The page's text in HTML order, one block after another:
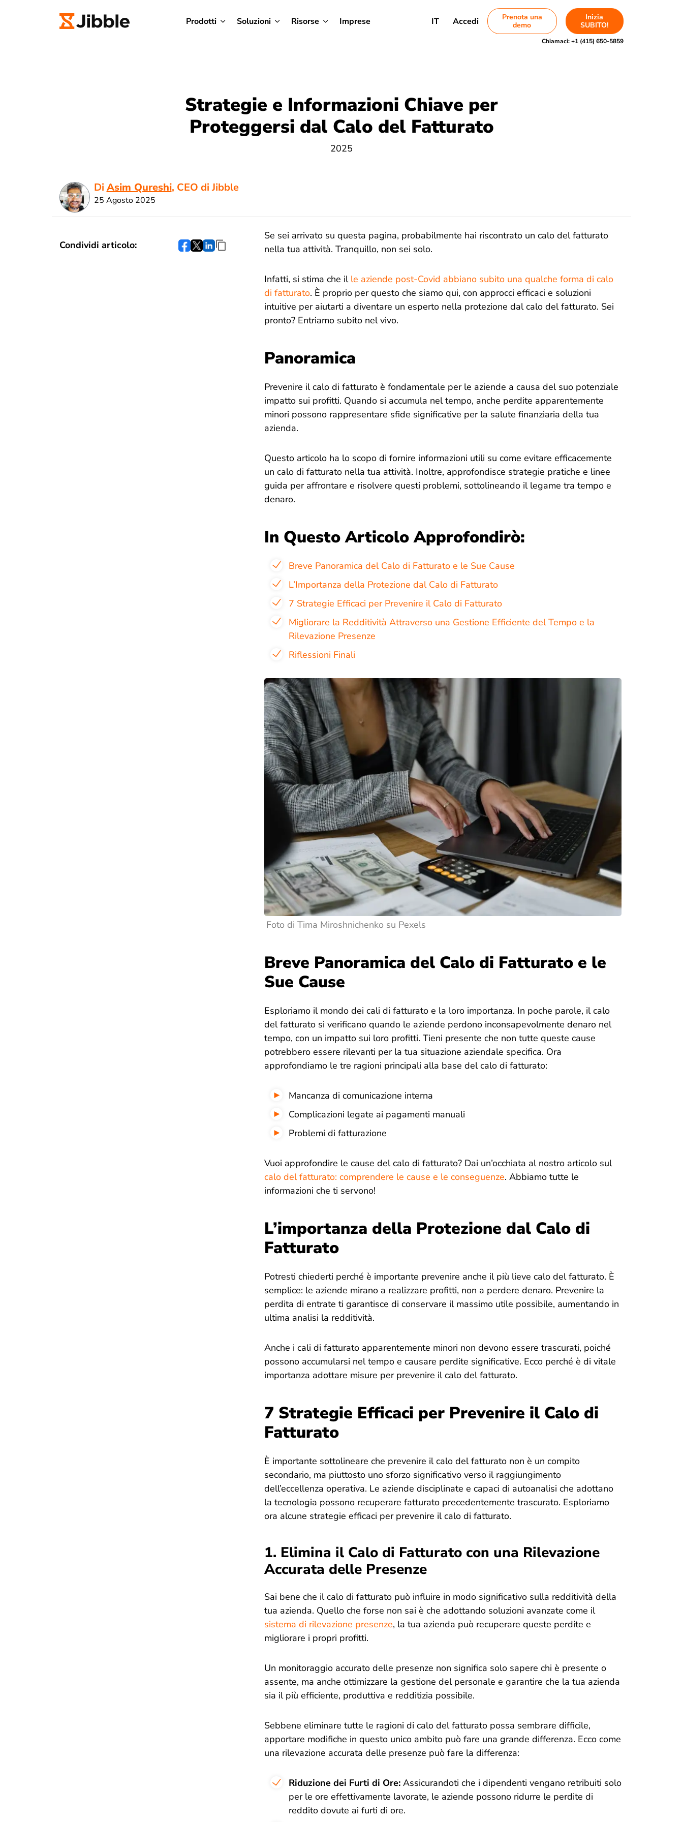
Prodotti Soluzioni Risorse Imprese IT Accedi
Prenota una
demo
Inizia
SUBITO!
Chiamaci:+1 (415) 650-5859
Strategie e Informazioni Chiave per
Proteggersi dal Calo del Fatturato
2025
Di Asim Qureshi, CEO di Jibble
25 Agosto 2025
Condividi articolo:
Se sei arrivato su questa pagina, probabilmente hai riscontrato un calo del fatturato
nella tua attività. Tranquillo, non sei solo.
Infatti, si stima che il le aziende post-Covid abbiano subito una qualche forma di calo
di fatturato. È proprio per questo che siamo qui, con approcci efficaci e soluzioni
intuitive per aiutarti a diventare un esperto nella protezione dal calo del fatturato. Sei
pronto? Entriamo subito nel vivo.
Panoramica
Prevenire il calo di fatturato è fondamentale per le aziende a causa del suo potenziale
impatto sui profitti. Quando si accumula nel tempo, anche perdite apparentemente
minori possono rappresentare sfide significative per la salute finanziaria della tua
azienda.
Questo articolo ha lo scopo di fornire informazioni utili su come evitare efficacemente
un calo di fatturato nella tua attività. Inoltre, approfondisce strategie pratiche e linee
guida per affrontare e risolvere questi problemi, sottolineando il legame tra tempo e
denaro.
In Questo Articolo Approfondirò:
Breve Panoramica del Calo di Fatturato e le Sue Cause
L’Importanza della Protezione dal Calo di Fatturato
7 Strategie Efficaci per Prevenire il Calo di Fatturato
Migliorare la Redditività Attraverso una Gestione Efficiente del Tempo e la
Rilevazione Presenze
Riflessioni Finali
Foto di Tima Miroshnichenko su Pexels
Breve Panoramica del Calo di Fatturato e le
Sue Cause
Esploriamo il mondo dei cali di fatturato e la loro importanza. In poche parole, il calo
del fatturato si verificano quando le aziende perdono inconsapevolmente denaro nel
tempo, con un impatto sui loro profitti. Tieni presente che non tutte queste cause
potrebbero essere rilevanti per la tua situazione aziendale specifica. Ora
approfondiamo le tre ragioni principali alla base del calo di fatturato:
Mancanza di comunicazione interna
Complicazioni legate ai pagamenti manuali
Problemi di fatturazione
Vuoi approfondire le cause del calo di fatturato? Dai un’occhiata al nostro articolo sul
calo del fatturato: comprendere le cause e le conseguenze. Abbiamo tutte le
informazioni che ti servono!
L’importanza della Protezione dal Calo di
Fatturato
Potresti chiederti perché è importante prevenire anche il più lieve calo del fatturato. È
semplice: le aziende mirano a realizzare profitti, non a perdere denaro. Prevenire la
perdita di entrate ti garantisce di conservare il massimo utile possibile, aumentando in
ultima analisi la redditività.
Anche i cali di fatturato apparentemente minori non devono essere trascurati, poiché
possono accumularsi nel tempo e causare perdite significative. Ecco perché è di vitale
importanza adottare misure per prevenire il calo del fatturato.
7 Strategie Efficaci per Prevenire il Calo di
Fatturato
È importante sottolineare che prevenire il calo del fatturato non è un compito
secondario, ma piuttosto uno sforzo significativo verso il raggiungimento
dell’eccellenza operativa. Le aziende disciplinate e capaci di autoanalisi che adottano
la tecnologia possono recuperare fatturato precedentemente trascurato. Esploriamo
ora alcune strategie efficaci per prevenire il calo di fatturato.
1. Elimina il Calo di Fatturato con una Rilevazione
Accurata delle Presenze
Sai bene che il calo di fatturato può influire in modo significativo sulla redditività della
tua azienda. Quello che forse non sai è che adottando soluzioni avanzate come il
sistema di rilevazione presenze, la tua azienda può recuperare queste perdite e
migliorare i propri profitti.
Un monitoraggio accurato delle presenze non significa solo sapere chi è presente o
assente, ma anche ottimizzare la gestione del personale e garantire che la tua azienda
sia il più efficiente, produttiva e redditizia possibile.
Sebbene eliminare tutte le ragioni di calo del fatturato possa sembrare difficile,
apportare modifiche in questo unico ambito può fare una grande differenza. Ecco come
una rilevazione accurata delle presenze può fare la differenza:
Riduzione dei Furti di Ore:Assicurandoti che i dipendenti vengano retribuiti solo
per le ore effettivamente lavorate, le aziende possono ridurre le perdite di
reddito dovute ai furti di ore.